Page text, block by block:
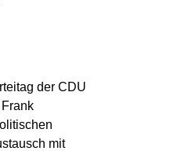
der CDU
mit